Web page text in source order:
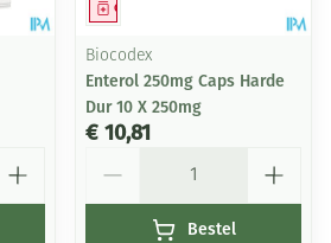
Geneesmiddel
Biocodex
Enterol 250mg Caps Harde
Dur 10 X 250mg
€ 10,81
Bestel